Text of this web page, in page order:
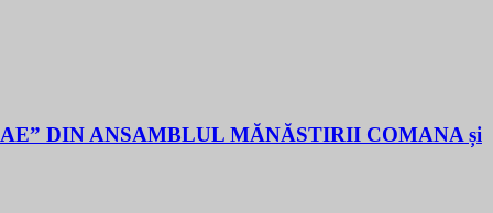
DIN ANSAMBLUL MĂNĂSTIRII COMANA și